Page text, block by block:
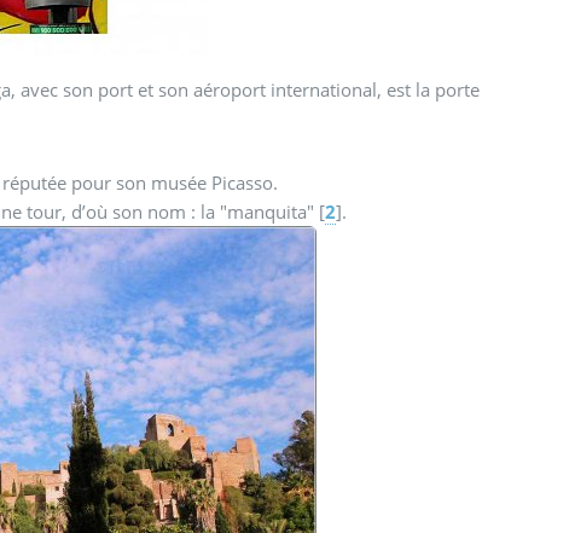
avec son port et son aéroport international, est la porte
pour son musée Picasso.
tour, d’où son nom : la "manquita" [2].